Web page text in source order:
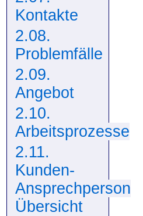
Kontakte
2.08.
Problemfälle
2.09.
Angebot
2.10.
Arbeitsprozesse
2.11.
Kunden-
Ansprechperson
Übersicht